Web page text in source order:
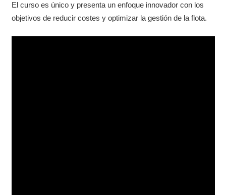
El curso es único y presenta un enfoque innovador con los
objetivos de reducir costes y optimizar la gestión de la flota.